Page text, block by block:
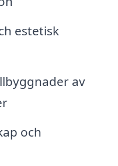
estetisk
av
och